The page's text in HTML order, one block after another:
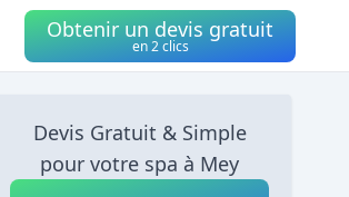
Obtenir un devis gratuit
en 2 clics
Devis Gratuit & Simple
pour votre spa à Mey